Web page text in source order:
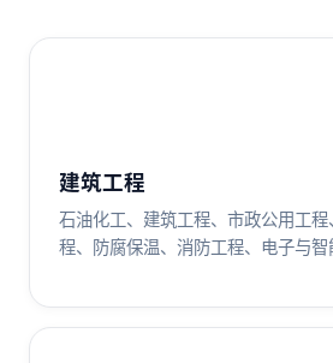
建筑工程
石油化工、建筑工程、市政公用工
程、防腐保温、消防工程、电子与智